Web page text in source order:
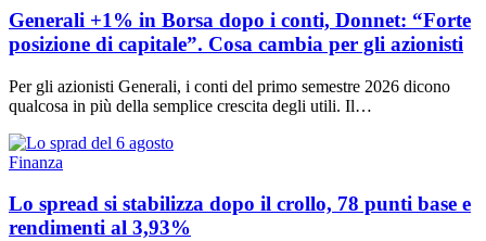
Generali +1% in Borsa dopo i conti, Donnet: “Forte
posizione di capitale”. Cosa cambia per gli azionisti
Per gli azionisti Generali, i conti del primo semestre 2026 dicono
qualcosa in più della semplice crescita degli utili. Il…
Finanza
Lo spread si stabilizza dopo il crollo, 78 punti base e
rendimenti al 3,93%